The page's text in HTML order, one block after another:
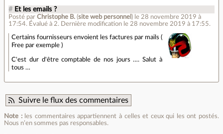
# Et les emails ?
Posté par Christophe B. (site web personnel ) le 28 novembre 2019 à
17:54. Évalué à 2. Dernière modification le 28 novembre 2019 à 17:55.
Certains fournisseurs envoient les factures par mails (
Free par exemple )
C'est dur d'être comptable de nos jours …. Salut à
tous …
Suivre le flux des commentaires
Note :les commentaires appartiennent à celles et ceux qui les ont postés.
Nous n’en sommes pas responsables.